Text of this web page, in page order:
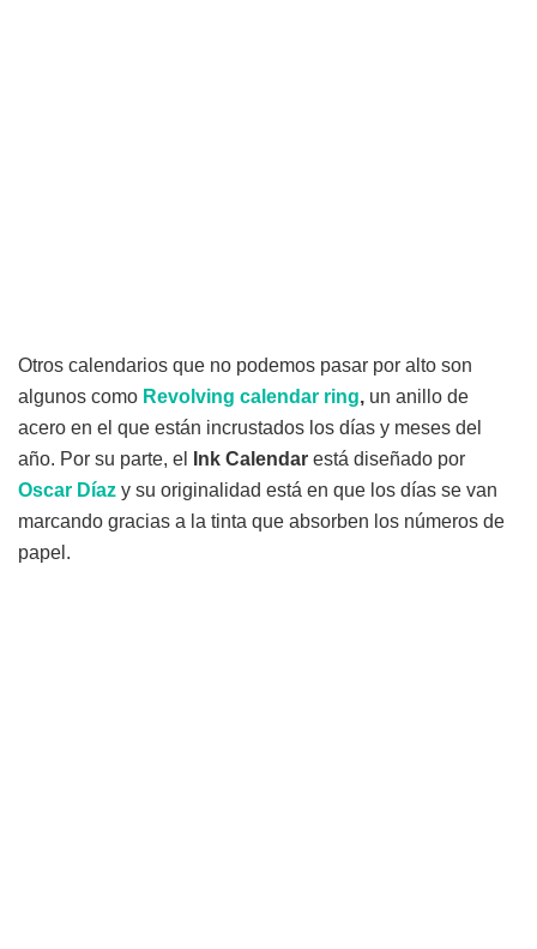
Otros calendarios que no podemos pasar por alto son
algunos como Revolving calendar ring, un anillo de
acero en el que están incrustados los días y meses del
año. Por su parte, el
Ink Calendar está diseñado por
Oscar Díaz y su originalidad está en que los días se van
marcando gracias a la tinta que absorben los números de
papel.